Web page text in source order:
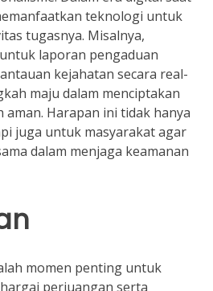
teknologi untuk
tugasnya. Misalnya,
laporan pengaduan
kejahatan secara real-
maju dalam menciptakan
Harapan ini tidak hanya
juga untuk masyarakat agar
dalam menjaga keamanan
momen penting untuk
perjuangan serta